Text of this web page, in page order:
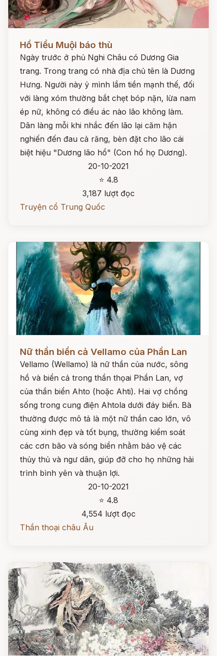
Đọc ngay
Hồ Tiểu Muội báo thù
Ngày trước ở phủ Nghi Châu có Dương Gia
trang. Trong trang có nhà địa chủ tên là Dương
Hưng. Người này ỷ mình lắm tiền mạnh thế, đối
với làng xóm thường bắt chẹt bóp nặn, lừa nam
ép nữ, không có điều ác nào lão không làm.
Dân làng mỗi khi nhắc đến lão lại căm hận
nghiến đến đau cả răng, bèn đặt cho lão cái
biệt hiệu "Dương lão hổ" (Con hổ họ Dương).
20-10-2021
⭐ 4.8
3,187 lượt đọc
Truyện cổ Trung Quốc
Nữ thần biển cả Vellamo của Phần Lan
Vellamo (Wellamo) là nữ thần của nước, sông
hồ và biển cả trong thần thọai Phần Lan, vợ
của thần biển Ahto (hoặc Ahti). Hai vợ chồng
sống trong cung điện Ahtola dưới đáy biển. Bà
thường được mô tả là một nữ thần cao lớn, vô
cùng xinh đẹp và tốt bụng, thường kiểm soát
các cơn bão và sóng biển nhằm bảo vệ các
thủy thủ và ngư dân, giúp đỡ cho họ những hải
trình bình yên và thuận lợi.
20-10-2021
⭐ 4.8
4,554 lượt đọc
Thần thoại châu Âu